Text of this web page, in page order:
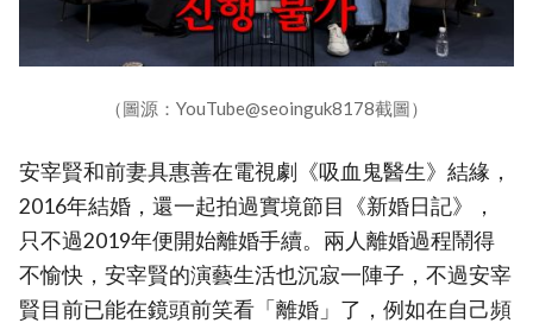
（圖源：YouTube@seoinguk8178截圖）
安宰賢和前妻具惠善在電視劇《吸血鬼醫生》結緣，
2016年結婚，還一起拍過實境節目《新婚日記》，
只不過2019年便開始離婚手續。兩人離婚過程鬧得
不愉快，安宰賢的演藝生活也沉寂一陣子，不過安宰
賢目前已能在鏡頭前笑看「離婚」了，例如在自己頻